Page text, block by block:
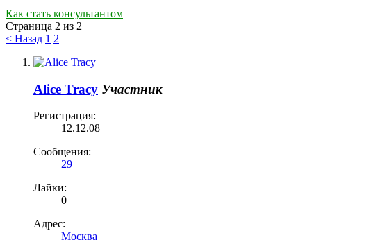
Как стать консультантом
Страница 2 из 2
< Назад 1 2
Alice Tracy Участник
Регистрация:
12.12.08
Сообщения:
29
Лайки:
0
Адрес:
Москва